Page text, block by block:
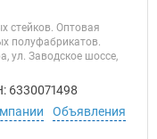
стейков. Оптовая
полуфабрикатов.
ул. Заводское шоссе,
6330071498
Объявления